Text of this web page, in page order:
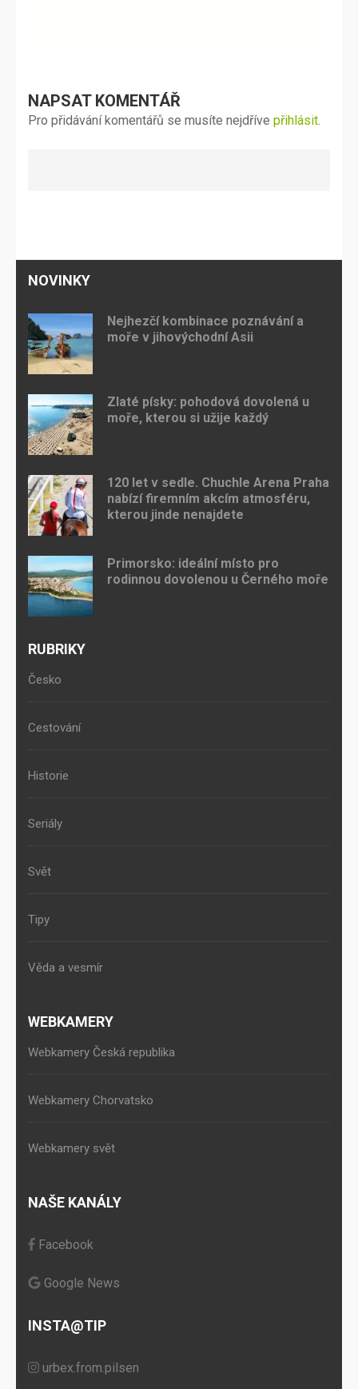
NAPSAT KOMENTÁŘ
Pro přidávání komentářů se musíte nejdříve přihlásit.
NOVINKY
Nejhezčí kombinace poznávání a
moře v jihovýchodní Asii
Zlaté písky: pohodová dovolená u
moře, kterou si užije každý
120 let v sedle. Chuchle Arena Praha
nabízí firemním akcím atmosféru,
kterou jinde nenajdete
Primorsko: ideální místo pro
rodinnou dovolenou u Černého moře
RUBRIKY
Česko
Cestování
Historie
Seriály
Svět
Tipy
Věda a vesmír
WEBKAMERY
Webkamery Česká republika
Webkamery Chorvatsko
Webkamery svět
NAŠE KANÁLY
Facebook
Google News
INSTA@TIP
urbex.from.pilsen